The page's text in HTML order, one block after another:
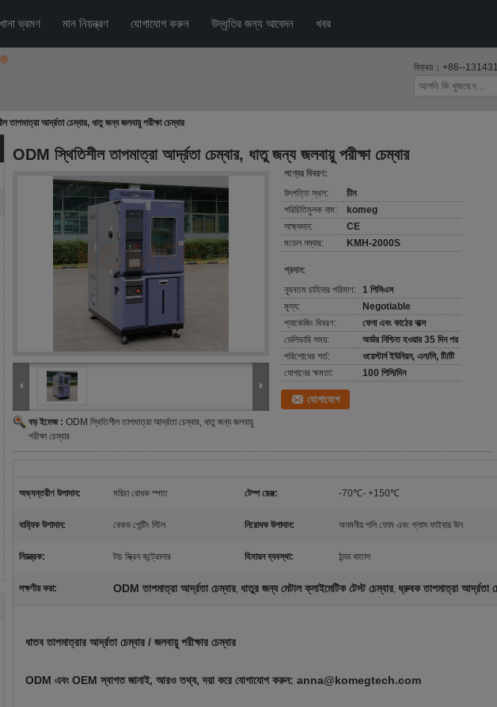
ভ্রমণ মান নিয়ন্ত্রণ যোগাযোগ করুন উদ্ধৃতির জন্য আবেদন খবর
বিক্রয়： +86--
তাপমাত্রা আর্দ্রতা চেম্বার, ধাতু জন্য জলবায়ু পরীক্ষা চেম্বার
ODM স্থিতিশীল তাপমাত্রা আর্দ্রতা চেম্বার, ধাতু জন্য জলবায়ু পরীক্ষা চেম্বার
বড় ইমেজ : ODM স্থিতিশীল তাপমাত্রা আর্দ্রতা চেম্বার, ধাতু জন্য জলবায়ু
পরীক্ষা চেম্বার
পণ্যের বিবরণ:
উৎপত্তি স্থল:
চীন
পরিচিতিমুলক নাম:
komeg
সাক্ষ্যদান:
CE
মডেল নম্বার:
KMH-2000S
প্রদান:
ন্যূনতম চাহিদার পরিমাণ: 1 পিসিএস
মূল্য:
Negotiable
প্যাকেজিং বিবরণ:
ফেনা এবং কাঠের বাক্স
ডেলিভারি সময়:
অর্ডার নিশ্চিত হওয়ার 35 দিন পর
পরিশোধের শর্ত:
ওয়েস্টার্ন ইউনিয়ন, এল/সি, টি/টি
যোগানের ক্ষমতা:
100 পিসি/দিন
যোগাযোগ
অভ্যন্তরীণ উপাদান: মরিচা রোধক স্পাত টেম্প রেঞ্জ: -70℃- +150℃
বাহ্যিক উপাদান: বেকড পেন্টিং স্টিল নিরোধক উপাদান: অনমনীয় পলি ফোম এবং গ্লাস ফাইবার উল
নিয়ন্ত্রক: টাচ স্ক্রিন কন্ট্রোলার হিমায়ন ব্যবস্থা: ঠান্ডা বাতাস
লক্ষণীয় করা: ODM তাপমাত্রা আর্দ্রতা চেম্বার, ধাতুর জন্য মেটাল ক্লাইমেটিক টেস্ট চেম্বার, ধ্রুবক তাপমাত্রা আর্দ্রতা
ধাতব তাপমাত্রার আর্দ্রতা চেম্বার / জলবায়ু পরীক্ষার চেম্বার
ODM এবং OEM স্বাগত জানাই, আরও তথ্য, দয়া করে যোগাযোগ করুন: anna@komegtech.com